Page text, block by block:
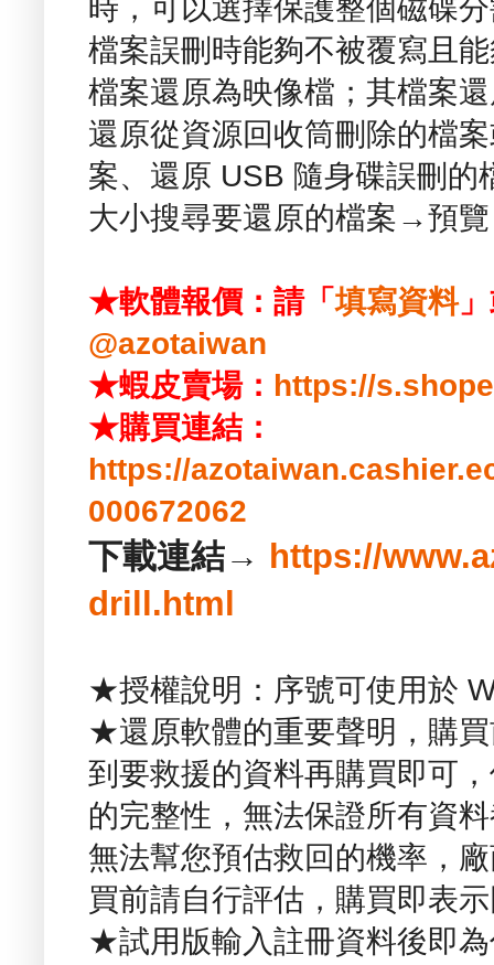
時，可以選擇保護整個磁碟
檔案誤刪時能夠不被覆寫且
檔案還原為映像檔；其檔案
還原從資源回收筒刪除的檔
案、還原 USB 隨身碟誤刪
大小搜尋要還原的檔案→預
★軟體報價：請「填寫資料
@azotaiwan
★蝦皮賣場： https://
★購買連結：
https://
000672062
下載連結→ https://
drill.html
★授權說明：序號可使用於
★還原軟體的重要聲明，購
到要救援的資料再購買即可
的完整性，無法保證所有資
無法幫您預估救回的機率，
買前請自行評估，購買即表
★試用版輸入註冊資料後即